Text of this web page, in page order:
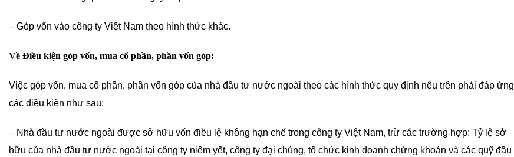
– Góp vốn vào công ty Việt Nam theo hình thức khác.
Về Điều kiện góp vốn, mua cổ phần, phần vốn góp:
Việc góp vốn, mua cổ phần, phần vốn góp của nhà đầu tư nước ngoài theo các hình thức quy định nêu trên phải đáp ứng
các điều kiện như sau:
– Nhà đầu tư nước ngoài được sở hữu vốn điều lệ không hạn chế trong công ty Việt Nam, trừ các trường hợp: Tỷ lệ sở
hữu của nhà đầu tư nước ngoài tại công ty niêm yết, công ty đại chúng, tổ chức kinh doanh chứng khoán và các quỹ đầu